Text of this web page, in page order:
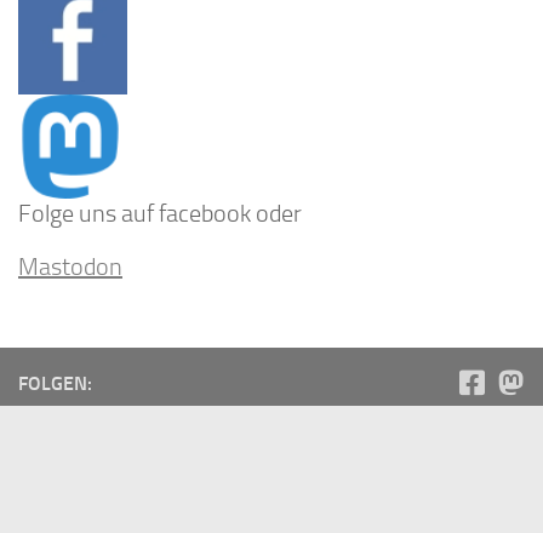
Folge uns auf facebook oder
Mastodon
FOLGEN: